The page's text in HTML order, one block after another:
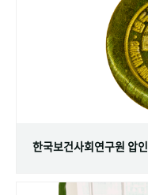
한국보건사회연구원 압인